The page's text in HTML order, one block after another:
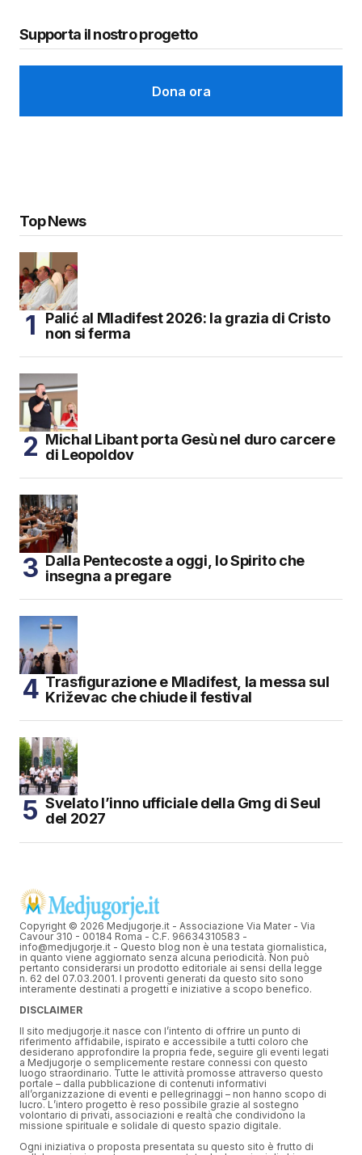
Supporta il nostro progetto
Dona ora
Top News
Palić al Mladifest 2026: la grazia di Cristo
non si ferma
Michal Libant porta Gesù nel duro carcere
di Leopoldov
Dalla Pentecoste a oggi, lo Spirito che
insegna a pregare
Trasfigurazione e Mladifest, la messa sul
Križevac che chiude il festival
Svelato l’inno ufficiale della Gmg di Seul
del 2027
Copyright © 2026 Medjugorje.it - Associazione Via Mater - Via
Cavour 310 - 00184 Roma - C.F. 96634310583 -
info@medjugorje.it - Questo blog non è una testata giornalistica,
in quanto viene aggiornato senza alcuna periodicità. Non può
pertanto considerarsi un prodotto editoriale ai sensi della legge
n. 62 del 07.03.2001. I proventi generati da questo sito sono
interamente destinati a progetti e iniziative a scopo benefico.
DISCLAIMER
Il sito medjugorje.it nasce con l’intento di offrire un punto di
riferimento affidabile, ispirato e accessibile a tutti coloro che
desiderano approfondire la propria fede, seguire gli eventi legati
a Medjugorje o semplicemente restare connessi con questo
luogo straordinario. Tutte le attività promosse attraverso questo
portale – dalla pubblicazione di contenuti informativi
all’organizzazione di eventi e pellegrinaggi – non hanno scopo di
lucro. L’intero progetto è reso possibile grazie al sostegno
volontario di privati, associazioni e realtà che condividono la
missione spirituale e solidale di questo spazio digitale.
Ogni iniziativa o proposta presentata su questo sito è frutto di